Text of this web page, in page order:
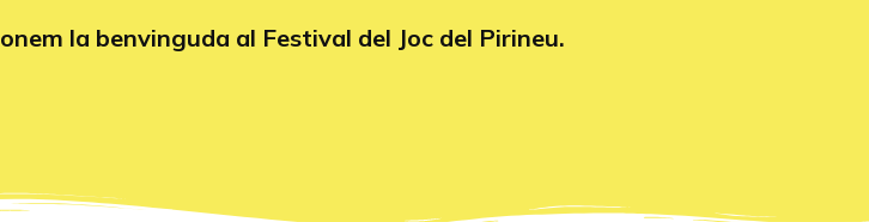
la benvinguda al Festival del Joc del Pirineu.